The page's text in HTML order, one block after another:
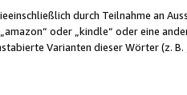
durch Teilnahme an
oder „kindle“ oder eine
Varianten dieser Wörter (z. B.